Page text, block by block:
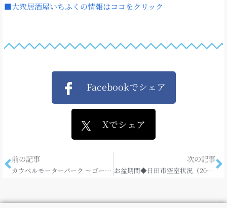
■大衆居酒屋いちふくの情報はココをクリック
Facebookでシェア
Xでシェア
前の記事
カウベルモーターパーク ～ゴーカート乗車体験～
次の記事
お盆期間◆日田市空室状況（2018.8.15&16）